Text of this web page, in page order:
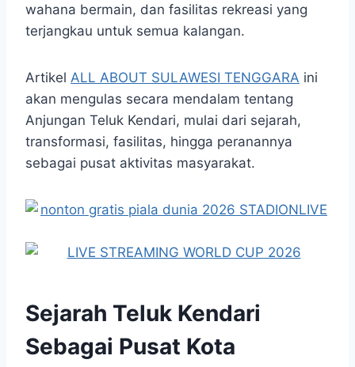
wahana bermain, dan fasilitas rekreasi yang
terjangkau untuk semua kalangan.
Artikel ALL ABOUT SULAWESI TENGGARA ini
akan mengulas secara mendalam tentang
Anjungan Teluk Kendari, mulai dari sejarah,
transformasi, fasilitas, hingga peranannya
sebagai pusat aktivitas masyarakat.
Sejarah Teluk Kendari
Sebagai Pusat Kota